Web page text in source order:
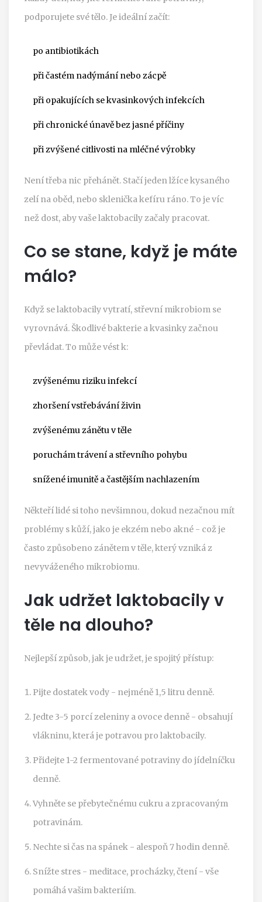
podporujete své tělo. Je ideální začít:
po antibiotikách
při častém nadýmání nebo zácpě
při opakujících se kvasinkových infekcích
při chronické únavě bez jasné příčiny
při zvýšené citlivosti na mléčné výrobky
Není třeba nic přehánět. Stačí jeden lžíce kysaného
zelí na oběd, nebo sklenička kefíru ráno. To je víc
než dost, aby vaše laktobacily začaly pracovat.
Co se stane, když je máte
málo?
Když se laktobacily vytratí, střevní mikrobiom se
vyrovnává. Škodlivé bakterie a kvasinky začnou
převládat. To může vést k:
zvýšenému riziku infekcí
zhoršení vstřebávání živin
zvýšenému zánětu v těle
poruchám trávení a střevního pohybu
snížené imunitě a častějším nachlazením
Někteří lidé si toho nevšimnou, dokud nezačnou mít
problémy s kůží, jako je ekzém nebo akné - což je
často způsobeno zánětem v těle, který vzniká z
nevyváženého mikrobiomu.
Jak udržet laktobacily v
těle na dlouho?
Nejlepší způsob, jak je udržet, je spojitý přístup:
Pijte dostatek vody - nejméně 1,5 litru denně.
Jedte 3-5 porcí zeleniny a ovoce denně - obsahují
vlákninu, která je potravou pro laktobacily.
Přidejte 1-2 fermentované potraviny do jídelníčku
denně.
Vyhněte se přebytečnému cukru a zpracovaným
potravinám.
Nechte si čas na spánek - alespoň 7 hodin denně.
Snížte stres - meditace, procházky, čtení - vše
pomáhá vašim bakteriím.